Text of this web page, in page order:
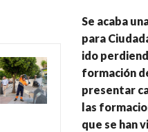
Se acaba
para
ido
formación
presentar
las
que se han